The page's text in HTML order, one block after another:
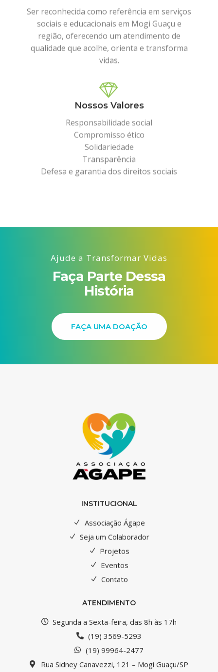
Ser reconhecida como referência em serviços
sociais e educacionais em Mogi Guaçu e
região, oferecendo um atendimento de
qualidade que acolhe, orienta e transforma
vidas.
Nossos Valores
Responsabilidade social
Compromisso ético
Solidariedade
Transparência
Defesa e garantia dos direitos sociais
Ajude a Transformar Vidas
Faça Parte Dessa
História
FAÇA UMA DOAÇÃO
INSTITUCIONAL
Associação Ágape
Seja um Colaborador
Projetos
Eventos
Contato
ATENDIMENTO
Segunda a Sexta-feira, das 8h às 17h
(19) 3569-5293
(19) 99964-2477
Rua Sidney Canavezzi, 121 – Mogi Guaçu/SP